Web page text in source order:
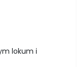
lokum i